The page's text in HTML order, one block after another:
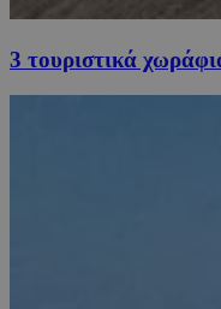
3 τουριστικά